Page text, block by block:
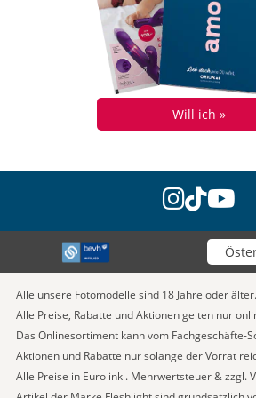
Will ich »
tiktok
Wähle
Alle unsere Fotomodelle sind 18 Jahre oder älter.
Alle Preise, Rabatte und Aktionen gelten nur
Das Onlinesortiment kann vom Fachgeschäfte-
Aktionen und Rabatte nur solange der Vorrat
Alle Preise in Euro inkl. Mehrwertsteuer & zzgl.